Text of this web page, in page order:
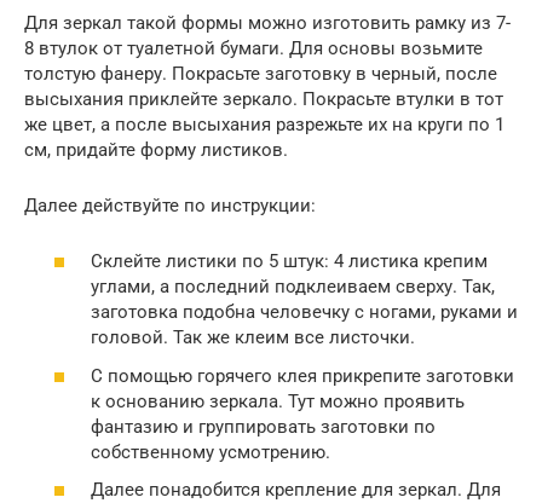
Для зеркал такой формы можно изготовить рамку из 7-
8 втулок от туалетной бумаги. Для основы возьмите
толстую фанеру. Покрасьте заготовку в черный, после
высыхания приклейте зеркало. Покрасьте втулки в тот
же цвет, а после высыхания разрежьте их на круги по 1
см, придайте форму листиков.
Далее действуйте по инструкции:
Склейте листики по 5 штук: 4 листика крепим
углами, а последний подклеиваем сверху. Так,
заготовка подобна человечку с ногами, руками и
головой. Так же клеим все листочки.
С помощью горячего клея прикрепите заготовки
к основанию зеркала. Тут можно проявить
фантазию и группировать заготовки по
собственному усмотрению.
Далее понадобится крепление для зеркал. Для